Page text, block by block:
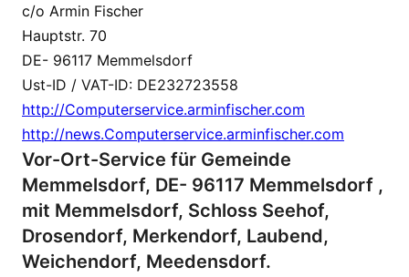
c/o Armin Fischer
Hauptstr. 70
DE- 96117 Memmelsdorf
Ust-ID / VAT-ID: DE232723558
http://Computerservice.arminfischer.com
http://news.Computerservice.arminfischer.com
Vor-Ort-Service für Gemeinde
Memmelsdorf, DE- 96117 Memmelsdorf ,
mit Memmelsdorf, Schloss Seehof,
Drosendorf, Merkendorf, Laubend,
Weichendorf, Meedensdorf.